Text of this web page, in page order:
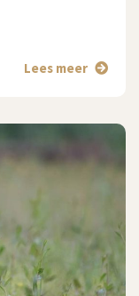
Lees meer